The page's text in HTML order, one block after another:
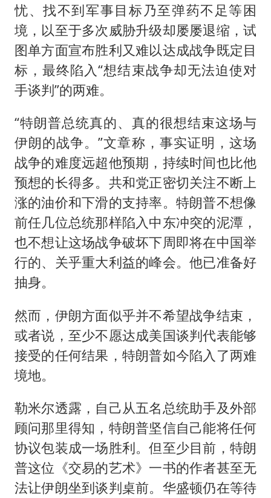
忧、找不到军事目标乃至弹药不足等困
境，以至于多次威胁升级却屡屡退缩，试
图单方面宣布胜利又难以达成战争既定目
标，最终陷入“想结束战争却无法迫使对
手谈判”的两难。
“特朗普总统真的、真的很想结束这场与
伊朗的战争。”文章称，事实证明，这场
战争的难度远超他预期，持续时间也比他
预想的长得多。共和党正密切关注不断上
涨的油价和下滑的支持率。特朗普不想像
前任几位总统那样陷入中东冲突的泥潭，
也不想让这场战争破坏下周即将在中国举
行的、关乎重大利益的峰会。他已准备好
抽身。
然而，伊朗方面似乎并不希望战争结束，
或者说，至少不愿达成美国谈判代表能够
接受的任何结果，特朗普如今陷入了两难
境地。
勒米尔透露，自己从五名总统助手及外部
顾问那里得知，特朗普坚信自己能将任何
协议包装成一场胜利。但至少目前，特朗
普这位《交易的艺术》一书的作者甚至无
法让伊朗坐到谈判桌前。华盛顿仍在等待